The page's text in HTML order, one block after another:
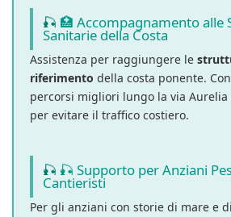
🏥 Accompagnamento alle
Sanitarie della Costa
Assistenza per raggiungere le
riferimento della costa ponente.
percorsi migliori lungo la via
per evitare il traffico costiero.
🎣 Supporto per Anziani
Cantieristi
Per gli anziani con storie di mare e